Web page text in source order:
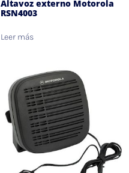
Altavoz externo Motorola
RSN4003
Leer más